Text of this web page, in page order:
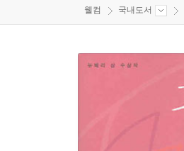
웰컴 국내도서